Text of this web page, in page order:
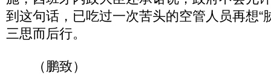
到这句话，已吃过一次苦头的空管人员再想“
三思而后行。
（鹏致）